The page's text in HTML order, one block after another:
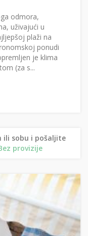
odmora,
uživajući u
plaži na
ponudi
je klima
(za s...
ili sobu i pošaljite
provizije